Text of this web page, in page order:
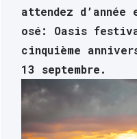
attendez
osé: Oasis
cinquième
13 septembre.